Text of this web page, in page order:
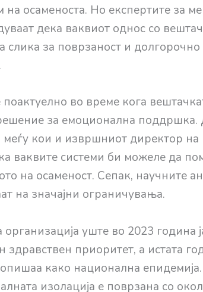
осаменоста. Но експертите за
дека ваквиот однос со
за поврзаност и долгорочно
во време кога
за емоционална поддршка.
кои и извршниот директор
ваквите системи би можеле да
на осаменост. Сепак, научните
на значајни ограничувања.
организација уште во 2023 година
здравствен приоритет, а истата
опишаа како национална
изолација е поврзана со